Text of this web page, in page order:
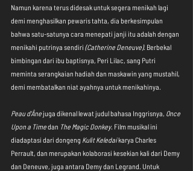
Namun karena terus didesak untuk segera menikah lagi
demi menghasilkan pewaris tahta, dia berkesimpulan
bahwa satu-satunya cara menepati janji itu adalah dengan
menikahi putrinya sendiri (Catherine Deneuve). Berbekal
bimbingan dari ibu baptisnya, Peri Lilac, sang Putri
meminta serangkaian hadiah dan maskawin yang mustahil,
demi membatalkan niat ayahnya untuk menikahinya.
Peau d'Âne juga dikenal lewat judul bahasa Inggrisnya, Once
Upon a Time dan The Magic Donkey. Film musikal ini
diadaptasi dari dongeng Kulit Keledai karya Charles
Perrault, dan merupakan kolaborasi kesekian kali dari Demy
dan Deneuve, juga antara Demy dan Legrand. Untuk